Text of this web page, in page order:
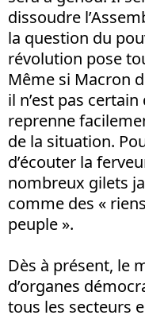
dissoudre
la question du
révolution pose
Même si Macron
il n’est pas
reprenne
de la situation.
d’écouter la
nombreux gilets
comme des «
peuple ».
Dès à présent, le
d’organes
tous les secteurs